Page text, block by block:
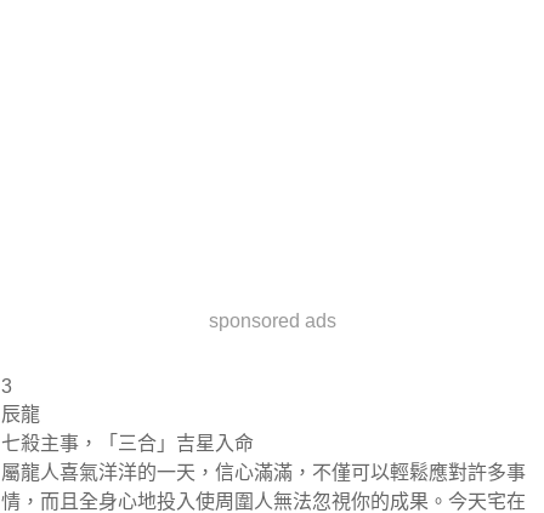
sponsored ads
3
辰龍
七殺主事，「三合」吉星入命
屬龍人喜氣洋洋的一天，信心滿滿，不僅可以輕鬆應對許多事
情，而且全身心地投入使周圍人無法忽視你的成果。今天宅在